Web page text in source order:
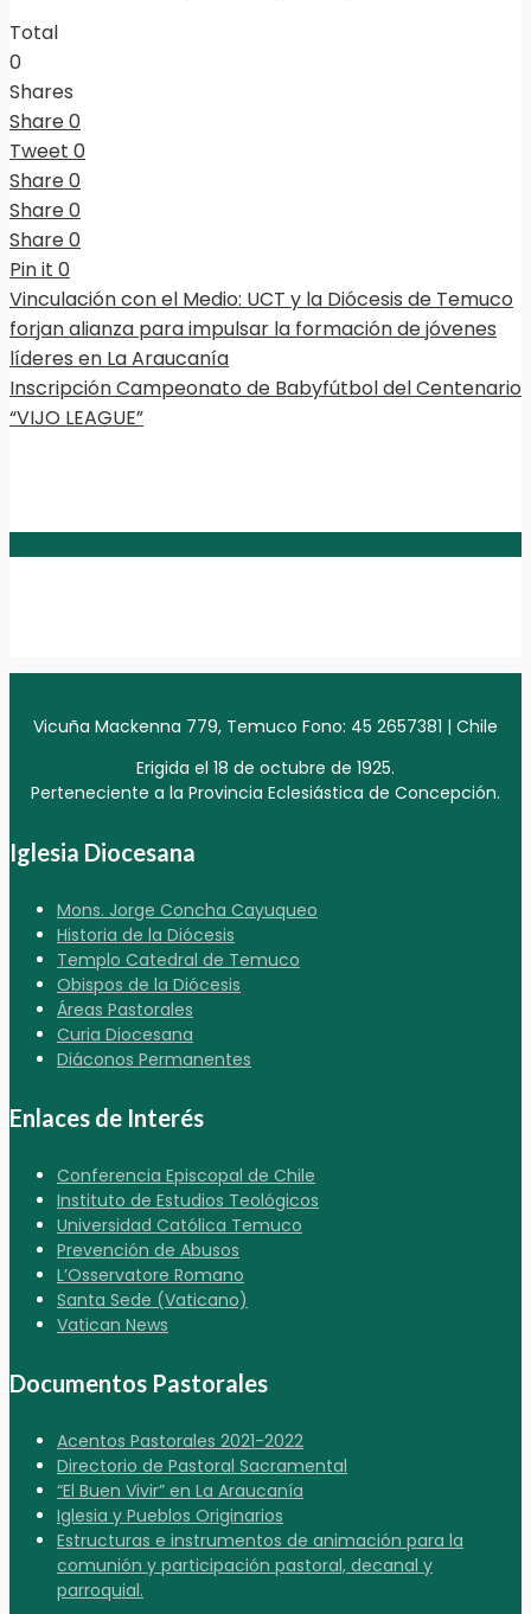
Total
0
Shares
Share0
Tweet 0
Share0
Share0
Share0
Pin it 0
Vinculación con el Medio: UCT y la Diócesis de Temuco
forjan alianza para impulsar la formación de jóvenes
líderes en La Araucanía
Inscripción Campeonato de Babyfútbol del Centenario
“VIJO LEAGUE”
Vicuña Mackenna 779, Temuco Fono: 45 2657381 | Chile
Erigida el 18 de octubre de 1925.
Perteneciente a la Provincia Eclesiástica de Concepción.
Iglesia Diocesana
Mons. Jorge Concha Cayuqueo
Historia de la Diócesis
Templo Catedral de Temuco
Obispos de la Diócesis
Áreas Pastorales
Curia Diocesana
Diáconos Permanentes
Enlaces de Interés
Conferencia Episcopal de Chile
Instituto de Estudios Teológicos
Universidad Católica Temuco
Prevención de Abusos
L’Osservatore Romano
Santa Sede (Vaticano)
Vatican News
Documentos Pastorales
Acentos Pastorales 2021-2022
Directorio de Pastoral Sacramental
“El Buen Vivir” en La Araucanía
Iglesia y Pueblos Originarios
Estructuras e instrumentos de animación para la
comunión y participación pastoral, decanal y
parroquial.